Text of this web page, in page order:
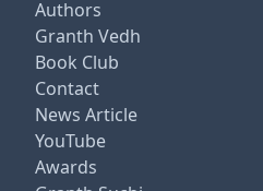
Authors
Granth Vedh
Book Club
Contact
News Article
YouTube
Awards